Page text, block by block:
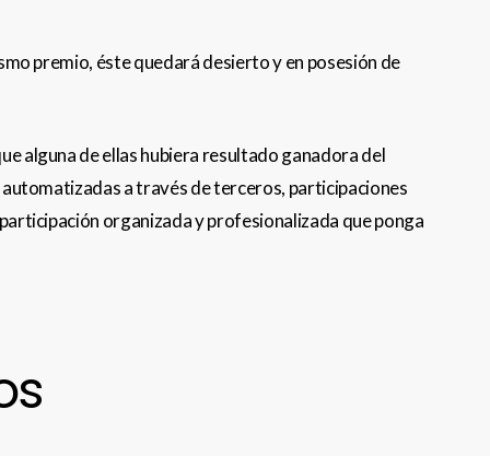
premio, éste quedará desierto y en posesión de
alguna de ellas hubiera resultado ganadora del
a través de terceros, participaciones
organizada y profesionalizada que ponga